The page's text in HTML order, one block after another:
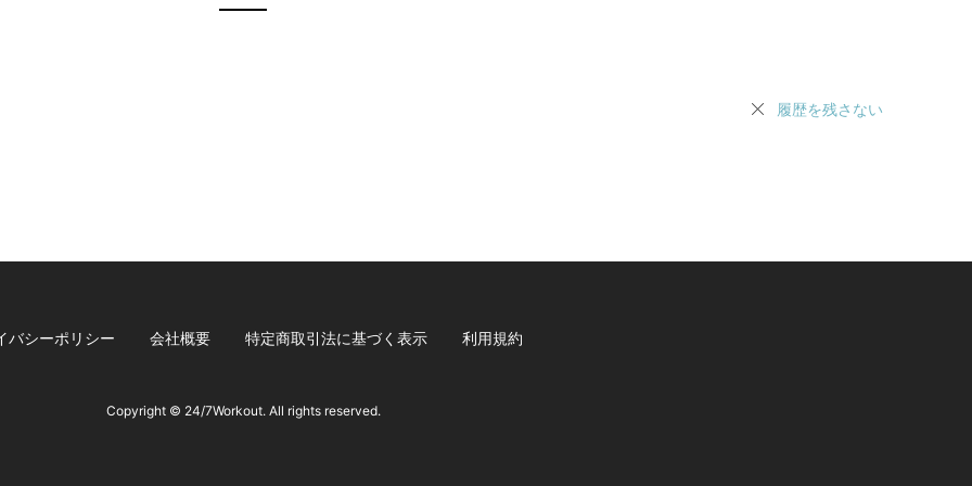
履歴を残さない
バシーポリシー 会社概要 特定商取引法に基づく表示 利用規約
Copyright © 24/7Workout. All rights reserved.